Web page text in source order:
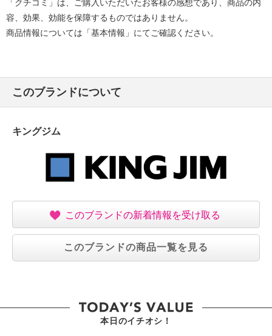
フタつきなので書類の脱落や紛失を防ぎ、縦向き・横
向き両方で収納できる実用性も備えています。
カラーはインテリアになじむようにこだわりました。
暮らしをサポートします。
【素材・材質・成分】
・インデックスラベル：合成紙
【サイズ】
・本体外寸（使用時最大）：約高さ２７×横３３×縦２
２．５ｃｍ
【重さ】
【商品仕様詳細】
・ポケット数：１２仕切り（１３ポケット）
【同梱書類】
「クチコミ」は、ご購入いただいたお客様の感想であり、商品の内
容、効果、効能を保障するものではありません。
商品情報については「基本情報」にてご確認ください。
このブランドについて
キングジム
このブランドの新着情報を受け取る
このブランドの商品一覧を見る
本日のイチオシ！